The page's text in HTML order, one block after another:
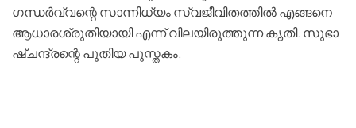
ഗന്ധര്‍വ്വന്റെ സാന്നിധ്യം സ്വജീവിതത്തില്‍ എങ്ങനെ
ആധാരശ്രുതിയായി എന്ന് വിലയിരുത്തുന്ന കൃതി. സുഭാ
ഷ്ചന്ദ്രന്റെ പുതിയ പുസ്തകം.